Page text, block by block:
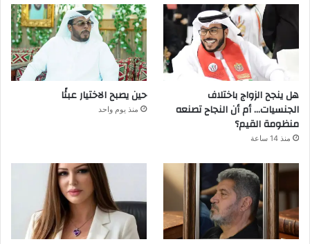
هل ينجح الزواج باختلاف
الجنسيات… أم أن النجاح تصنعه
منظومة القيم؟
منذ 14 ساعة
حين يصبح الاختيار عبئًا
منذ يوم واحد